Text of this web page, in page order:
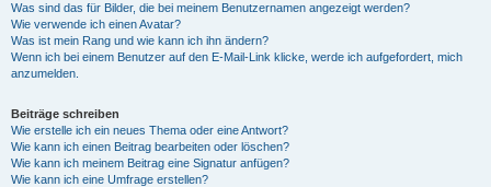
Was sind das für Bilder, die bei meinem Benutzernamen angezeigt werden?
Wie verwende ich einen Avatar?
Was ist mein Rang und wie kann ich ihn ändern?
Wenn ich bei einem Benutzer auf den E-Mail-Link klicke, werde ich aufgefordert, mich
anzumelden.
Beiträge schreiben
Wie erstelle ich ein neues Thema oder eine Antwort?
Wie kann ich einen Beitrag bearbeiten oder löschen?
Wie kann ich meinem Beitrag eine Signatur anfügen?
Wie kann ich eine Umfrage erstellen?